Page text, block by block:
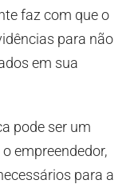
faz com que o
para não
em sua
pode ser um
empreendedor,
para a